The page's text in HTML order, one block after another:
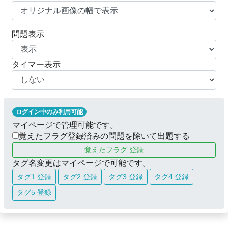
問題表示
タイマー表示
ログイン中のみ利用可能
マイページで管理可能です。
覚えたフラグ登録済みの問題を除いて出題する
覚えたフラグ 登録
タグ名変更はマイページで可能です。
タグ1 登録 タグ2 登録 タグ3 登録
タグ4 登録
タグ5 登録